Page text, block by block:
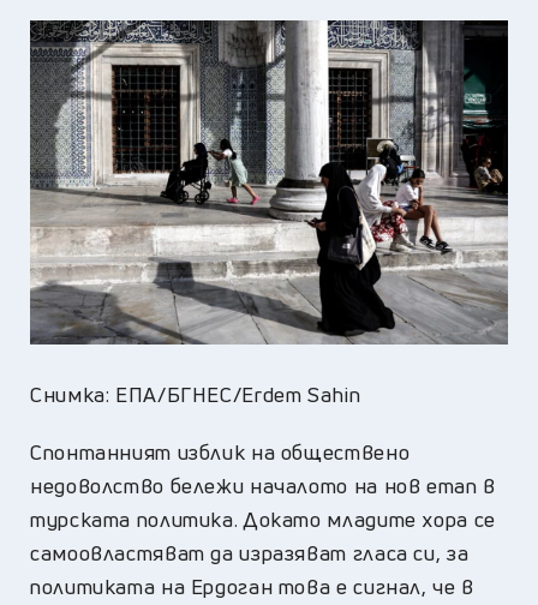
Снимка: ЕПА/БГНЕС/Erdem Sahin
Спонтанният изблик на обществено
недоволство бележи началото на нов етап в
турската политика. Докато младите хора се
самоовластяват да изразяват гласа си, за
политиката на Ердоган това е сигнал, че в